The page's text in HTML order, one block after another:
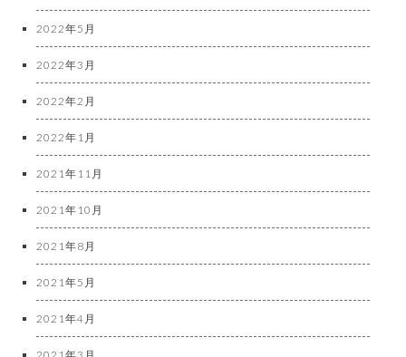
2022年5月
2022年3月
2022年2月
2022年1月
2021年11月
2021年10月
2021年8月
2021年5月
2021年4月